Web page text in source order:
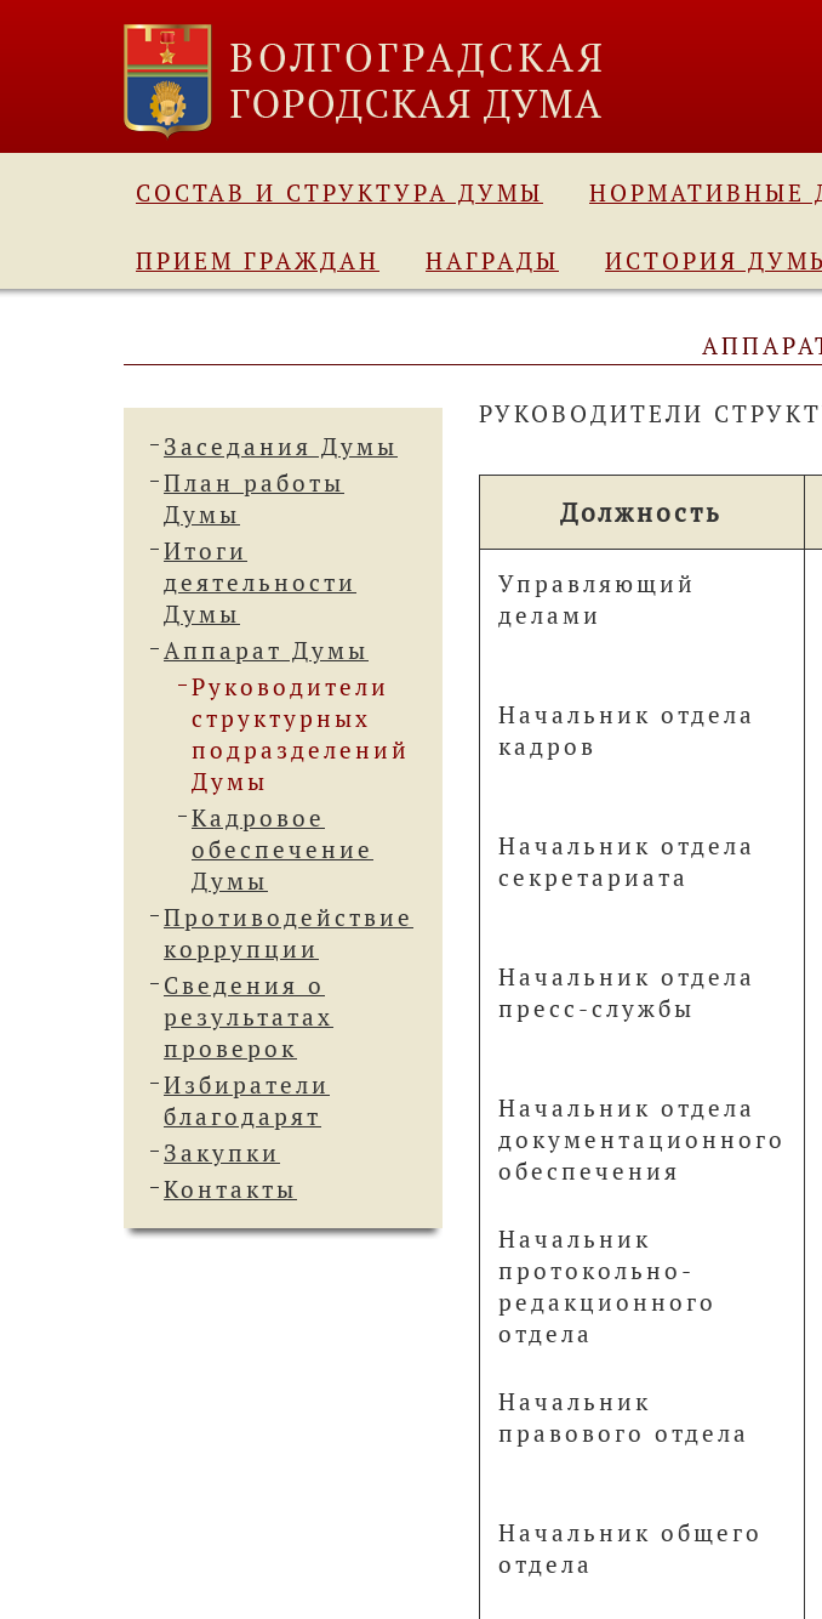
СОСТАВ И СТРУКТУРА ДУМЫ НОРМАТИВНЫЕ
ПРИЕМ ГРАЖДАН НАГРАДЫ ИСТОРИЯ
Заседания Думы
План работы
Думы
Итоги
деятельности
Думы
Аппарат Думы
Руководители
структурных
подразделений
Думы
Кадровое
обеспечение
Думы
Противодействие
коррупции
Сведения о
результатах
проверок
Избиратели
благодарят
Закупки
Контакты
РУКОВОДИТЕЛИ
Должность
Управляющий
делами
Начальник отдела
кадров
Начальник отдела
секретариата
Начальник отдела
пресс-службы
Начальник отдела
документационного
обеспечения
Начальник
протокольно-
редакционного
отдела
Начальник
правового отдела
Начальник общего
отдела